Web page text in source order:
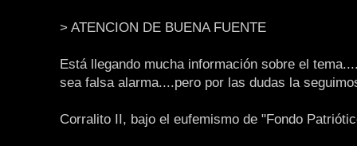
> ATENCION DE BUENA FUENTE
Está llegando mucha información sobre el
sea falsa alarma....pero por las dudas la
Corralito II, bajo el eufemismo de "Fondo